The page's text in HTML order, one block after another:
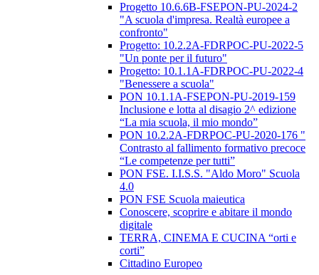
Progetto 10.6.6B-FSEPON-PU-2024-2
"A scuola d'impresa. Realtà europee a
confronto"
Progetto: 10.2.2A-FDRPOC-PU-2022-5
"Un ponte per il futuro"
Progetto: 10.1.1A-FDRPOC-PU-2022-4
"Benessere a scuola"
PON 10.1.1A-FSEPON-PU-2019-159
Inclusione e lotta al disagio 2^ edizione
“La mia scuola, il mio mondo”
PON 10.2.2A-FDRPOC-PU-2020-176 "
Contrasto al fallimento formativo precoce
“Le competenze per tutti”
PON FSE. I.I.S.S. "Aldo Moro" Scuola
4.0
PON FSE Scuola maieutica
Conoscere, scoprire e abitare il mondo
digitale
TERRA, CINEMA E CUCINA “orti e
corti”
Cittadino Europeo